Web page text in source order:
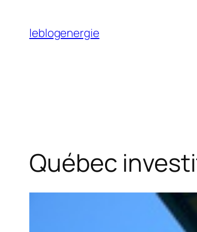
contenu
leblogenergie
Québec